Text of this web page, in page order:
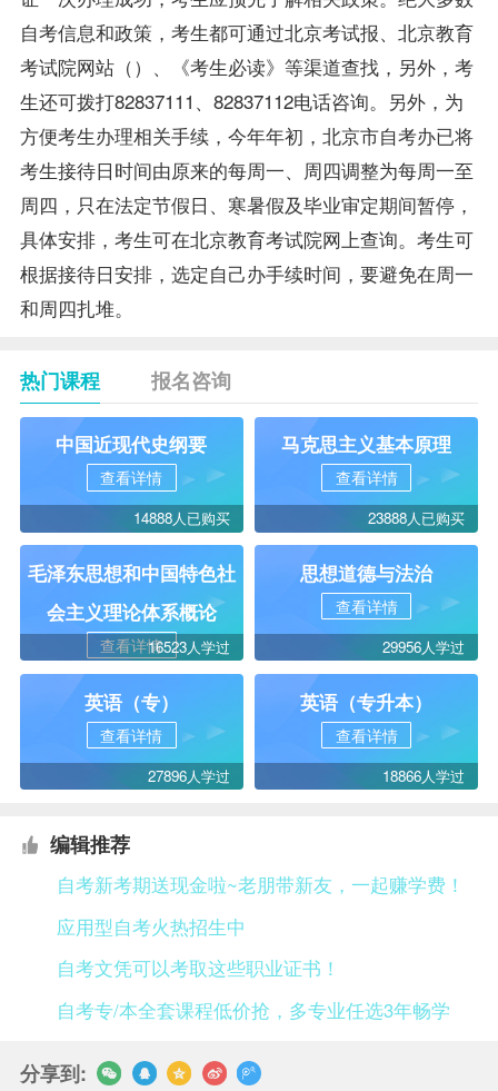
自考信息和政策，考生都可通过北京考试报、北京教育
考试院网站（）、《考生必读》等渠道查找，另外，考
生还可拨打82837111、82837112电话咨询。另外，为
方便考生办理相关手续，今年年初，北京市自考办已将
考生接待日时间由原来的每周一、周四调整为每周一至
周四，只在法定节假日、寒暑假及毕业审定期间暂停，
具体安排，考生可在北京教育考试院网上查询。考生可
根据接待日安排，选定自己办手续时间，要避免在周一
和周四扎堆。
热门课程 报名咨询
中国近现代史纲要
查看详情
14888人已购买
马克思主义基本原理
查看详情
23888人已购买
毛泽东思想和中国特色社
会主义理论体系概论
查看详情16523人学过
思想道德与法治
查看详情
29956人学过
英语（专）
查看详情
27896人学过
英语（专升本）
查看详情
18866人学过
编辑推荐
自考新考期送现金啦~老朋带新友，一起赚学费！
应用型自考火热招生中
自考文凭可以考取这些职业证书！
自考专/本全套课程低价抢，多专业任选3年畅学
分享到: